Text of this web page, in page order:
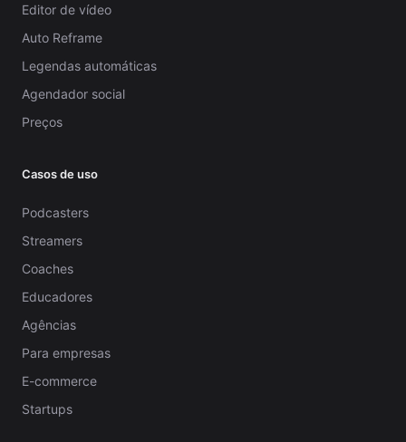
Editor de vídeo
Auto Reframe
Legendas automáticas
Agendador social
Preços
Casos de uso
Podcasters
Streamers
Coaches
Educadores
Agências
Para empresas
E-commerce
Startups